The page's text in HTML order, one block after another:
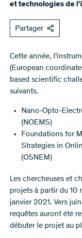
et technologies de
Partager
Cette année,
(European
based scientific
suivants.
Nano-Opto-
(NOEMS)
Foundations for
Strategies in
(OSNEM)
Les chercheuses et
projets à partir du 10
janvier 2021. Vers
requêtes auront été
débuter le projet au